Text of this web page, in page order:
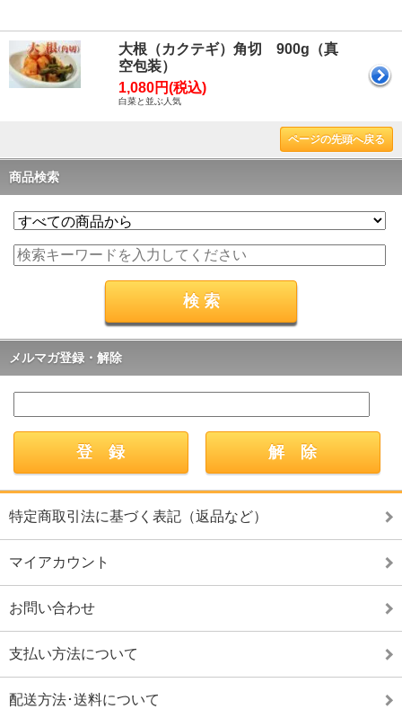
大根（カクテギ）角切 900g（真
空包装）
1,080円(税込)
白菜と並ぶ人気
ページの先頭へ戻る
商品検索
メルマガ登録・解除
特定商取引法に基づく表記（返品など）
マイアカウント
お問い合わせ
支払い方法について
配送方法･送料について